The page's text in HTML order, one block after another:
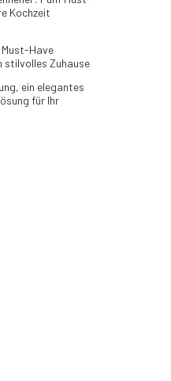
Kochzeit
Have
stilvolles Zuhause
ein elegantes
für Ihr